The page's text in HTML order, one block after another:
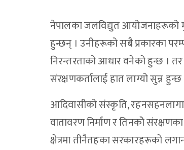
नेपालका जलविद्युत आयोजनाहरूको
हुन्छन् । उनीहरूको सबै प्रकारका
निरन्तरताको आधार वनेको हुन्छ । तर
संरक्षणकर्तालाई हात लाग्यो सुन्न हुन्छ
आदिवासीको संस्कृति,
वातावरण निर्माण र तिनकोे
क्षेत्रमा तीनैतहका सरकारहरूको